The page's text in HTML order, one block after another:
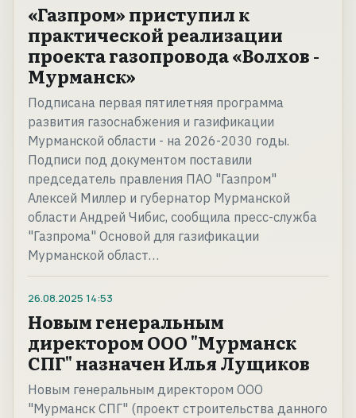
«Газпром» приступил к
практической реализации
проекта газопровода «Волхов -
Мурманск»
Подписана первая пятилетняя программа
развития газоснабжения и газификации
Мурманской области - на 2026-2030 годы.
Подписи под документом поставили
председатель правления ПАО "Газпром"
Алексей Миллер и губернатор Мурманской
области Андрей Чибис, сообщила пресс-служба
"Газпрома" Основой для газификации
Мурманской област…
26.08.2025 14:53
Новым генеральным
директором ООО "Мурманск
СПГ" назначен Илья Лущиков
Новым генеральным директором ООО
"Мурманск СПГ" (проект строительства данного